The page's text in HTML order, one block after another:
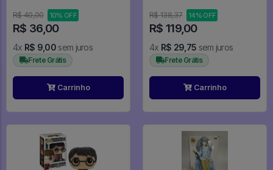
R$ 40,00
10% OFF
R$ 36,00
4x R$ 9,00 sem juros
Frete Grátis
Carrinho
R$ 138,37
14% OFF
R$ 119,00
4x R$ 29,75 sem juros
Frete Grátis
Carrinho